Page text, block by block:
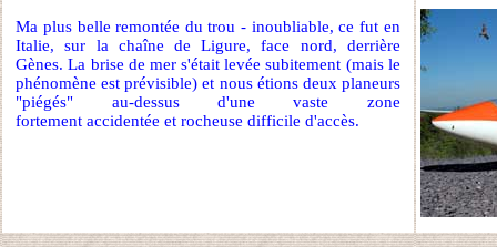
Ma plus belle remontée du trou - inoubliable, ce fut en
Italie, sur la chaîne de Ligure, face nord, derrière
Gènes. La brise de mer s'était levée subitement (mais le
phénomène est prévisible) et nous étions deux planeurs
"piégés" au-dessus d'une vaste zone
fortement accidentée et rocheuse difficile d'accès.